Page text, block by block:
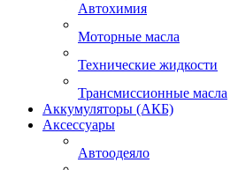
Автохимия
Моторные масла
Технические жидкости
Трансмиссионные масла
Аккумуляторы (АКБ)
Аксессуары
Автоодеяло